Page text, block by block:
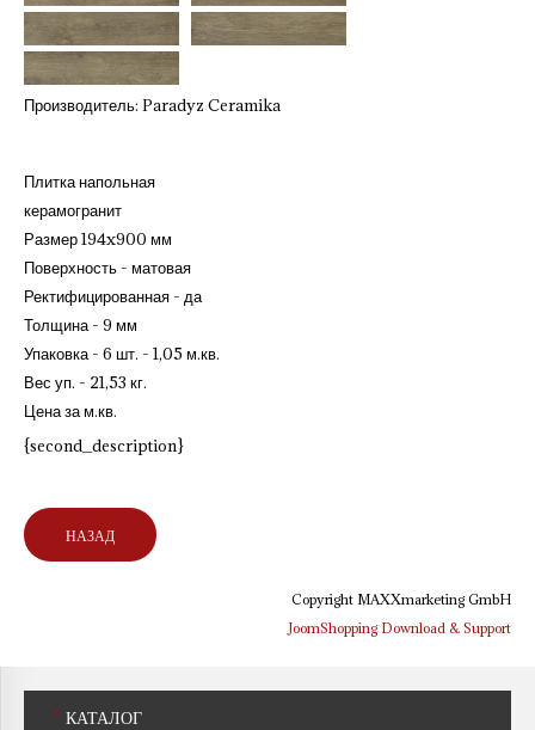
Производитель: Paradyz Ceramika
Плитка напольная
керамогранит
Размер 194x900 мм
Поверхность - матовая
Ректифицированная - да
Толщина - 9 мм
Упаковка - 6 шт. - 1,05 м.кв.
Вес уп. - 21,53 кг.
Цена за м.кв.
{second_description}
Copyright MAXXmarketing GmbH
JoomShopping Download & Support
* КАТАЛОГ